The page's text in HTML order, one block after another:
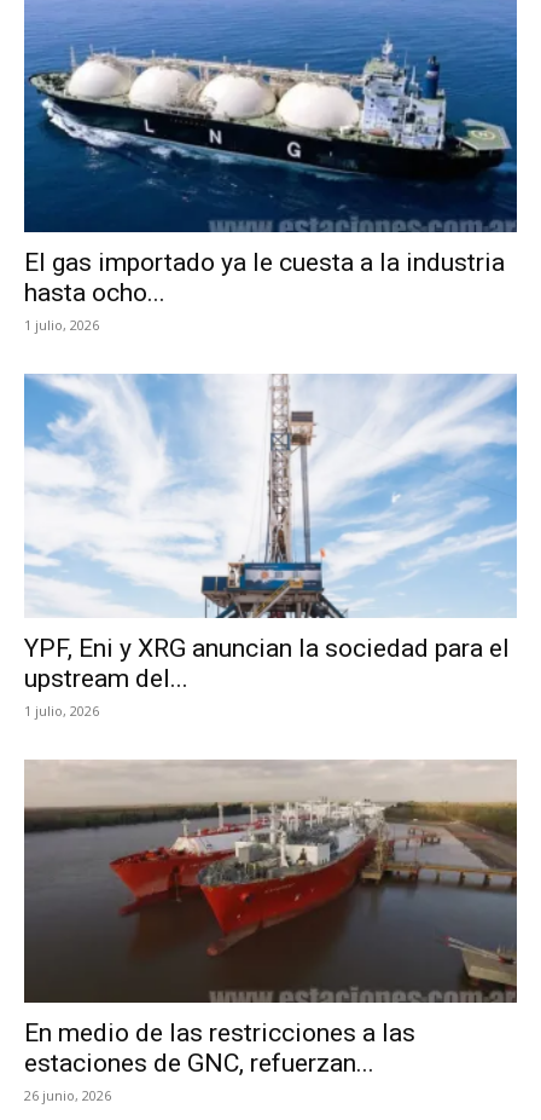
El gas importado ya le cuesta a la industria
hasta ocho...
1 julio, 2026
YPF, Eni y XRG anuncian la sociedad para el
upstream del...
1 julio, 2026
En medio de las restricciones a las
estaciones de GNC, refuerzan...
26 junio, 2026